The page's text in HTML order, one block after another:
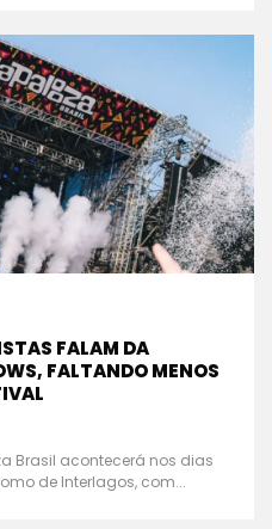
FALAM DA
FALTANDO MENOS
Brasil acontecerá nos dias
de Interlagos, com...